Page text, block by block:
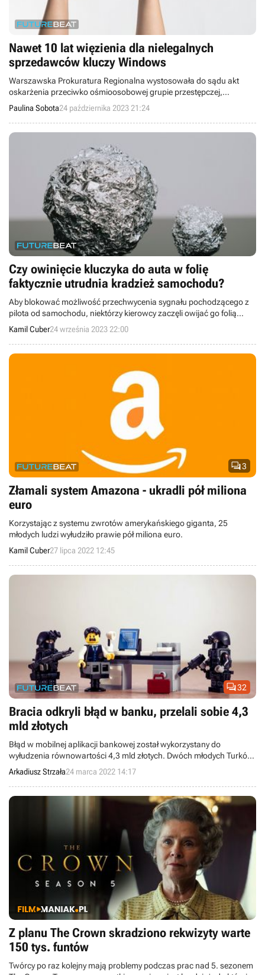
Nawet 10 lat więzienia dla nielegalnych
sprzedawców kluczy Windows
Warszawska Prokuratura Regionalna wystosowała do sądu akt
oskarżenia przeciwko ośmioosobowej grupie przestępczej,
odpowiedzialnej za nielegalną sprzedaż kluczy aktywacyjnych do
produktów Microsoft.
Paulina Sobota24 października 2023 21:24
Czy owinięcie kluczyka do auta w folię
faktycznie utrudnia kradzież samochodu?
Aby blokować możliwość przechwycenia sygnału pochodzącego z
pilota od samochodu, niektórzy kierowcy zaczęli owijać go folią
aluminiową. Czy jednak takie rozwiązanie się sprawdza?
Kamil Cuber24 września 2023 22:00
3
Złamali system Amazona - ukradli pół miliona
euro
Korzystając z systemu zwrotów amerykańskiego giganta, 25
młodych ludzi wyłudziło prawie pół miliona euro.
Kamil Cuber27 lipca 2022 12:45
32
Bracia odkryli błąd w banku, przelali sobie 4,3
mld złotych
Błąd w mobilnej aplikacji bankowej został wykorzystany do
wyłudzenia równowartości 4,3 mld złotych. Dwóch młodych Turków,
którzy dzięki temu się wzbogacili, przesłuchała już policja.
Arkadiusz Strzała24 marca 2022 14:17
Z planu The Crown skradziono rekwizyty warte
150 tys. funtów
Twórcy po raz kolejny mają problemy podczas prac nad 5. sezonem